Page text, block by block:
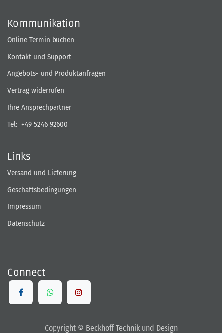
Kommunikation
Online Termin buchen
Kontakt und Support
Angebots- und Produktanfragen
Vertrag widerrufen
Ihre Ansprechpartner
Tel: +49 5246 92600
Links
Versand und Lieferung
Geschäftsbedingungen
Impressum
Datenschutz
Connect
Copyright © Beckhoff Technik und Design